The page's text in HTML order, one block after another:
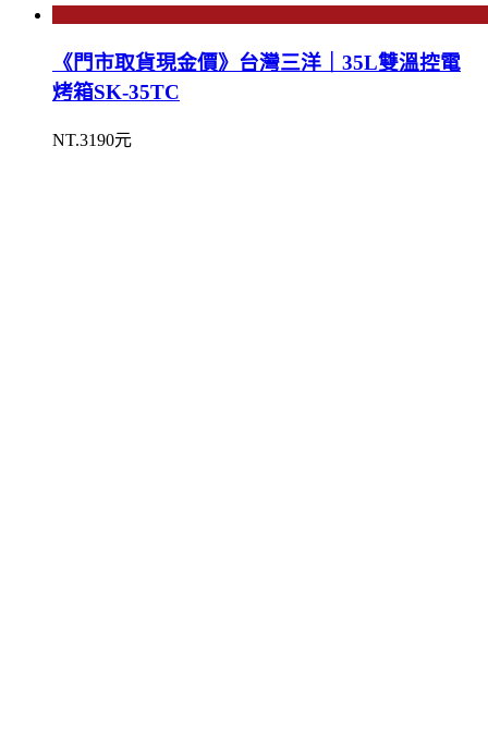
《門市取貨現金價》台灣三洋｜35L雙溫控電
烤箱SK-35TC
NT.3190元